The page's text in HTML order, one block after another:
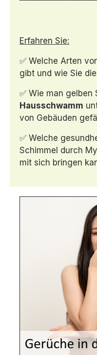
Erfahren Sie:
✅ Welche Arten
gibt und wie Sie
✅ Wie man gelben
Hausschwamm
von Gebäuden
✅ Welche
Schimmel durch
mit sich bringen